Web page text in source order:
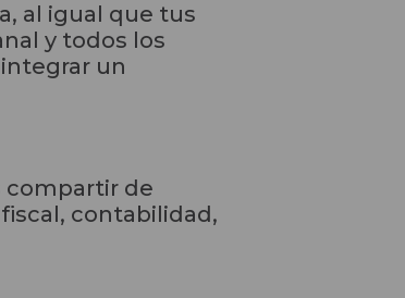
al igual que tus
y todos los
un
compartir de
contabilidad,